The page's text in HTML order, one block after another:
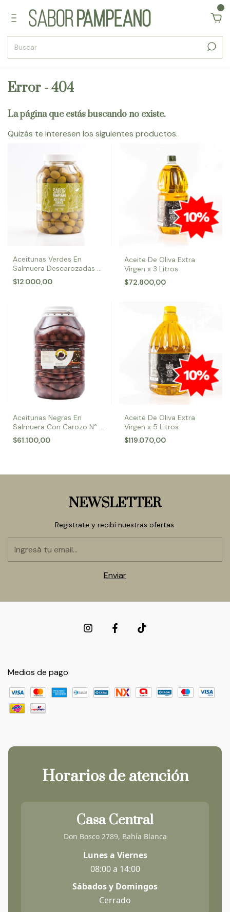
Error - 404
La página que estás buscando no existe.
Quizás te interesen los siguientes productos.
Aceitunas Verdes En
Salmuera Descarozadas N°
0 x 1,380 Kg
$12.000,00
Aceite De Oliva Extra
Virgen x 3 Litros
$72.800,00
Aceitunas Negras En
Salmuera Con Carozo N° 0
x 8 kg
$61.100,00
Aceite De Oliva Extra
Virgen x 5 Litros
$119.070,00
NEWSLETTER
Registrate y recibí nuestras ofertas.
Medios de pago
Horarios de atención
Casa Central
Don Bosco 2789, Bahía Blanca
Lunes a Viernes
08:00 a 14:00
Sábados y Domingos
Cerrado